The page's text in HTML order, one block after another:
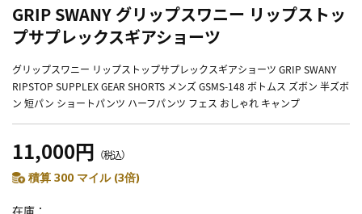
GRIP SWANY グリップスワニー リップストッ
プサプレックスギアショーツ
グリップスワニー リップストップサプレックスギアショーツ GRIP SWANY
RIPSTOP SUPPLEX GEAR SHORTS メンズ GSMS-148 ボトムス ズボン 半ズボ
ン 短パン ショートパンツ ハーフパンツ フェス おしゃれ キャンプ
11,000円 （税込）
積算 300 マイル (3倍)